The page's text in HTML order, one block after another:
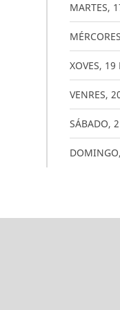
MARTES,
MÉRCORES
XOVES, 19
VENRES,
SÁBADO,
DOMINGO,